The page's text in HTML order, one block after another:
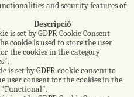
and security features of
Descripció
is set by GDPR Cookie Consent
cookie is used to store the user
the cookies in the category
is set by GDPR cookie consent to
user consent for the cookies in the
"Functional".